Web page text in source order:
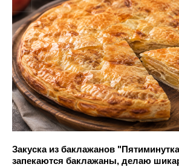
Закуска из баклажанов
запекаются баклажаны, делаю